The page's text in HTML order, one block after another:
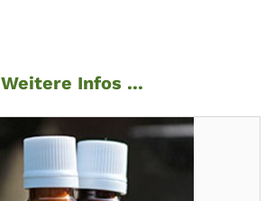
Weitere Infos ...